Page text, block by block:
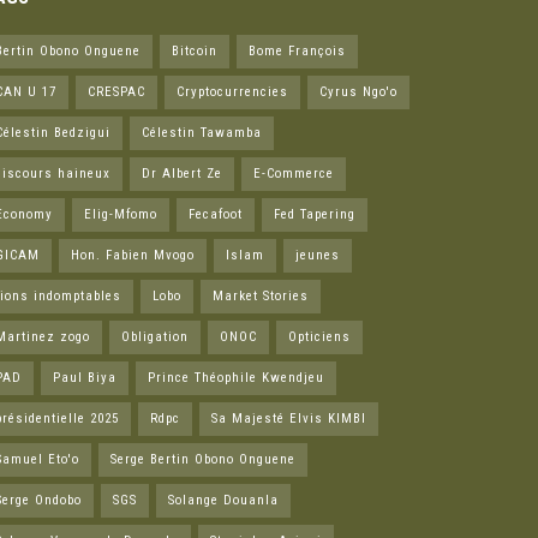
Obono Onguene Bitcoin Bome François
U 17 CRESPAC Cryptocurrencies Cyrus Ngo'o
Bedzigui Célestin Tawamba
haineux Dr Albert Ze E-Commerce
Elig-Mfomo Fecafoot Fed Tapering
Hon. Fabien Mvogo Islam jeunes
indomptables Lobo Market Stories
zogo Obligation ONOC Opticiens
Paul Biya Prince Théophile Kwendjeu
2025 Rdpc Sa Majesté Elvis KIMBI
Eto'o Serge Bertin Obono Onguene
Ondobo SGS Solange Douanla